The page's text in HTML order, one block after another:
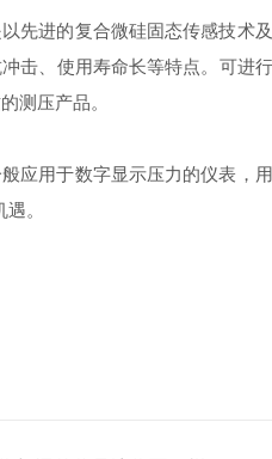
进的复合微硅固态传感技术及
击、使用寿命长等特点。可进
测压产品。
用于数字显示压力的仪表，用
。